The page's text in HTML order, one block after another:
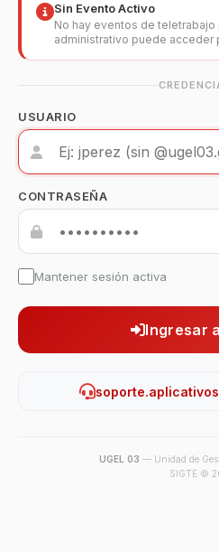
Sin Evento Activo
No hay eventos de teletrabajo
administrativo puede acceder
USUARIO
CONTRASEÑA
Mantener sesión activa
Ingresar
UGEL 03 — Unidad de
SIGTE ©